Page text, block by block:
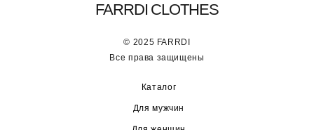
FARRDI CLOTHES
© 2025 FARRDI
Все права защищены
Каталог
Для мужчин